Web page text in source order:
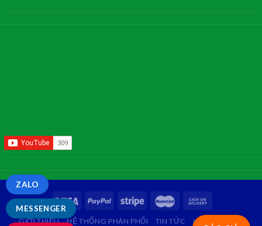
GIỚI THIỆU HỆ THỐNG PHÂN PHỐI TIN TỨC LIÊN HỆ
MESSENGER
ZALO